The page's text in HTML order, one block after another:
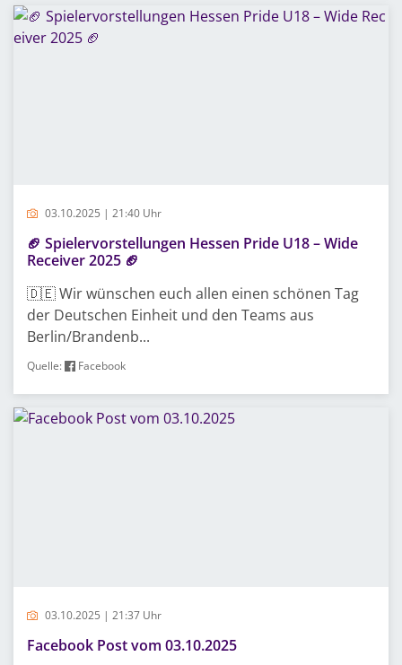
03.10.2025 | 21:40 Uhr
🏈 Spielervorstellungen Hessen Pride U18 – Wide
Receiver 2025 🏈
🇩🇪 Wir wünschen euch allen einen schönen Tag
der Deutschen Einheit und den Teams aus
Berlin/Brandenb...
Quelle: Facebook
03.10.2025 | 21:37 Uhr
Facebook Post vom 03.10.2025